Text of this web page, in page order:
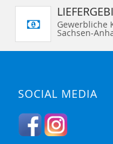
Gewerbliche
Sachsen-
SOCIAL MEDIA